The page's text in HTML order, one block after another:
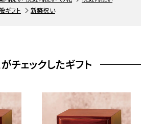
ギフト 新築祝い
チェックしたギフト